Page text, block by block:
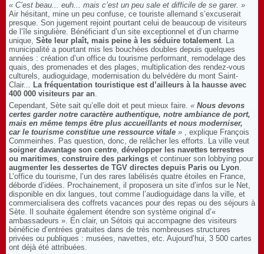
« C’est beau... euh... mais c’est un peu sale et difficile de se garer. »
Air hésitant, mine un peu confuse, ce touriste allemand s’excuserait
presque. Son jugement rejoint pourtant celui de beaucoup de visiteurs
de l’île singulière. Bénéficiant d’un site exceptionnel et d’un charme
unique, Sète leur plaît, mais peine à les séduire totalement. La
municipalité a pourtant mis les bouchées doubles depuis quelques
années : création d’un office du tourisme performant, remodelage des
quais, des promenades et des plages, multiplication des rendez-vous
culturels, audioguidage, modernisation du belvédère du mont Saint-
Clair... La fréquentation touristique est d’ailleurs à la hausse avec
400 000 visiteurs par an.
Cependant, Sète sait qu’elle doit et peut mieux faire. « Nous devons
certes garder notre caractère authentique, notre ambiance de port,
mais en même temps être plus accueillants et nous moderniser,
car le tourisme constitue une ressource vitale » , explique François
Commeinhes. Pas question, donc, de relâcher les efforts. La ville veut
soigner davantage son centre, développer les navettes terrestres
ou maritimes, construire des parkings et continuer son lobbying pour
augmenter les dessertes de TGV directes depuis Paris ou Lyon.
L’office du tourisme, l’un des rares labélisés quatre étoiles en France,
déborde d’idées. Prochainement, il proposera un site d’infos sur le Net,
disponible en dix langues, tout comme l’audioguidage dans la ville, et
commercialisera des coffrets vacances pour des repas ou des séjours à
Sète. Il souhaite également étendre son système original d’«
ambassadeurs ». En clair, un Sétois qui accompagne des visiteurs
bénéficie d’entrées gratuites dans de très nombreuses structures
privées ou publiques : musées, navettes, etc. Aujourd’hui, 3 500 cartes
ont déjà été attribuées.